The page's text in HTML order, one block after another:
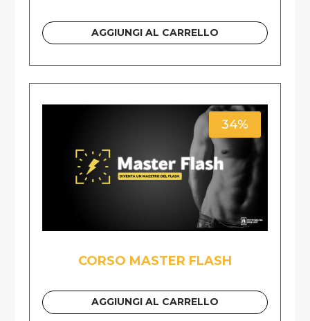
AGGIUNGI AL CARRELLO
34%
CORSO MASTER FLASH
AGGIUNGI AL CARRELLO